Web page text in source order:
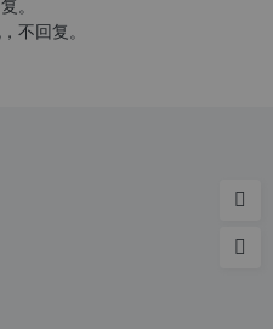
。
不回复。